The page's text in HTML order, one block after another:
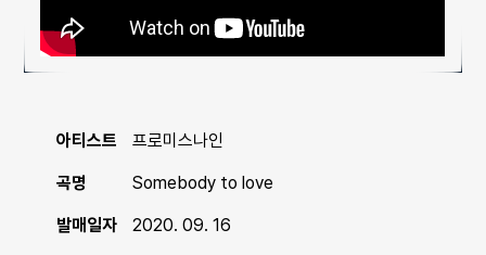
아티스트 프로미스나인
곡명 Somebody to love
발매일자 2020. 09. 16